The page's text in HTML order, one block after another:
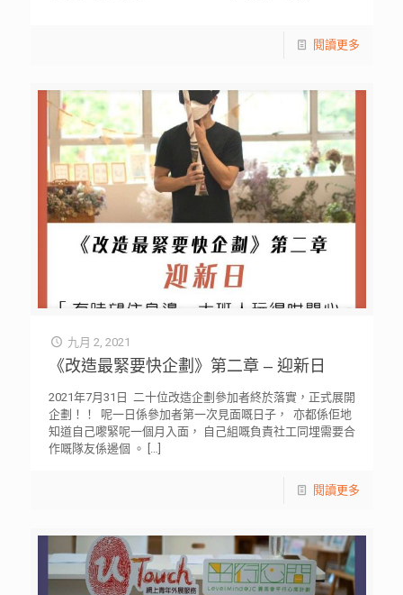
閱讀更多
九月 2, 2021
《改造最緊要快企劃》第二章 – 迎新日
2021年7月31日 ⁡ 二十位改造企劃參加者終於落實，正式展開
企劃！！ ⁡ 呢一日係參加者第一次見面嘅日子， ⁡ 亦都係佢地
知道自己嚟緊呢一個月入面， 自己組嘅負責社工同埋需要合
作嘅隊友係邊個 。
[…]
閱讀更多